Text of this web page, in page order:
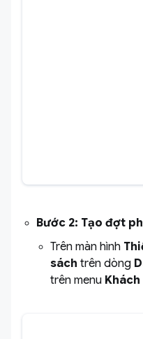
Bước 2: Tạo đợt
Trên màn hình
sách trên dòng
trên menu